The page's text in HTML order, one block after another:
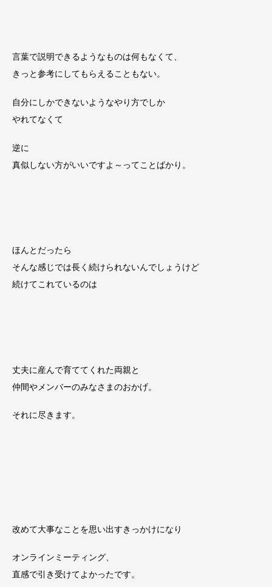
言葉で説明できるようなものは何もなくて、
きっと参考にしてもらえることもない。
自分にしかできないようなやり方でしか
やれてなくて
逆に
真似しない方がいいですよ～ってことばかり。
ほんとだったら
そんな感じでは長く続けられないんでしょうけど
続けてこれているのは
丈夫に産んで育ててくれた両親と
仲間やメンバーのみなさまのおかげ。
それに尽きます。
改めて大事なことを思い出すきっかけになり
オンラインミーティング、
直感で引き受けてよかったです。